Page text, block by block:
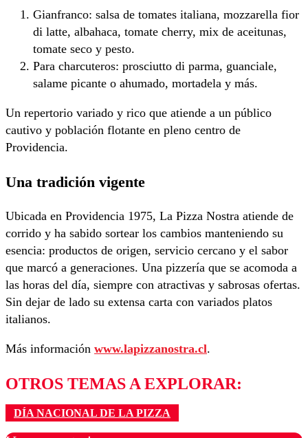
Gianfranco: salsa de tomates italiana, mozzarella fior
di latte, albahaca, tomate cherry, mix de aceitunas,
tomate seco y pesto.
Para charcuteros: prosciutto di parma, guanciale,
salame picante o ahumado, mortadela y más.
Un repertorio variado y rico que atiende a un público
cautivo y población flotante en pleno centro de
Providencia.
Una tradición vigente
Ubicada en Providencia 1975, La Pizza Nostra atiende de
corrido y ha sabido sortear los cambios manteniendo su
esencia: productos de origen, servicio cercano y el sabor
que marcó a generaciones. Una pizzería que se acomoda a
las horas del día, siempre con atractivas y sabrosas ofertas.
Sin dejar de lado su extensa carta con variados platos
italianos.
Más información www.lapizzanostra.cl.
OTROS TEMAS A EXPLORAR:
DÍA NACIONAL DE LA PIZZA